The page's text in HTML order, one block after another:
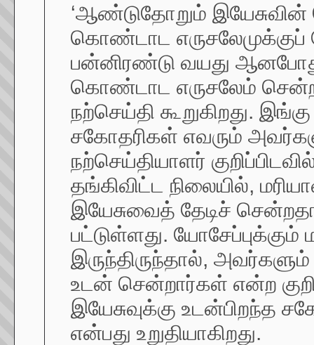
‘ஆண்டுதோறும்
கொண்டாட எருசலேமுக்குப்
பன்னிரண்டு வயது
கொண்டாட எருசலேம்
நற்செய்தி கூறுகிறது.
சகோதரிகள் எவரும்
நற்செய்தியாளர்
தங்கிவிட்ட நிலையில்,
இயேசுவைத் தேடிச்
பட்டுள்ளது. யோசேப்புக்கும்
இருந்திருந்தால்,
உடன் சென்றார்கள் என்ற
இயேசுவுக்கு உடன்பிறந்த
என்பது உறுதியாகிறது.